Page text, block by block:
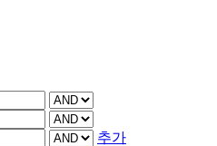
추가